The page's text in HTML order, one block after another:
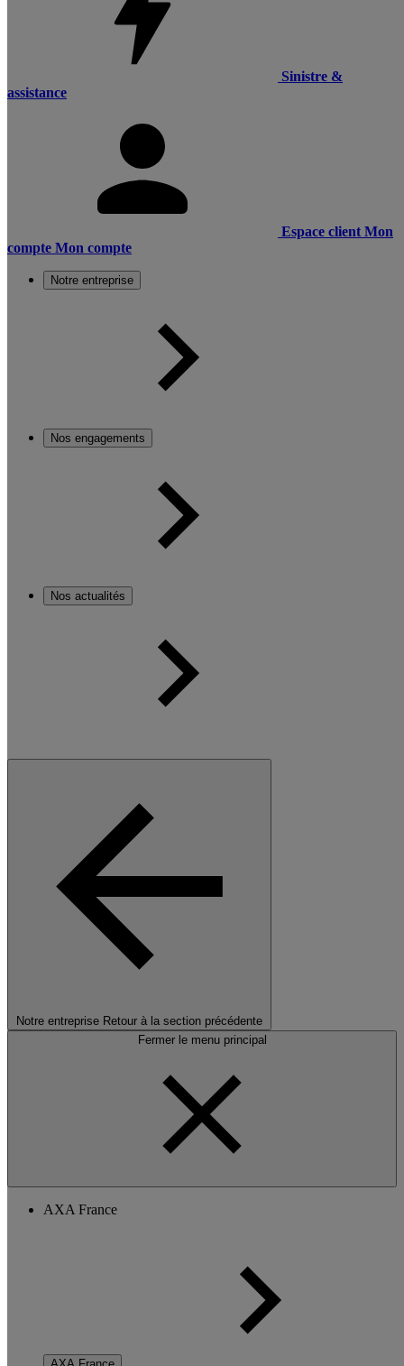
Sinistre &
assistance
Espace client Mon
compte Mon compte
Notre entreprise
Nos engagements
Nos actualités
Notre entreprise Retour à la section précédente
Fermer le menu principal
AXA France